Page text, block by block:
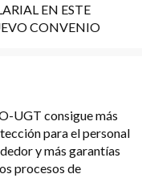
EN ESTE
CONVENIO
UGT consigue más
para el personal
y más garantías
procesos de